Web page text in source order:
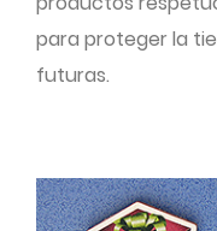
para proteger la
futuras.